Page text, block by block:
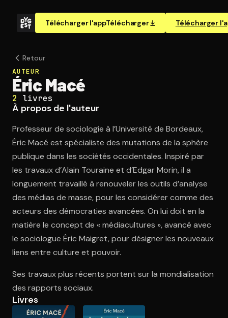
Télécharger l'appTélécharger Télécharger
Retour
AUTEUR
Éric Macé
2 livres
À propos de l'auteur
Professeur de sociologie à l’Université de Bordeaux,
Éric Macé est spécialiste des mutations de la sphère
publique dans les sociétés occidentales. Inspiré par
les travaux d’Alain Touraine et d’Edgar Morin, il a
longuement travaillé à renouveler les outils d’analyse
des médias de masse, pour les considérer comme des
acteurs des démocraties avancées. On lui doit en la
matière le concept de « médiacultures », avancé avec
le sociologue Éric Maigret, pour désigner les nouveaux
liens entre culture et pouvoir.
Ses travaux plus récents portent sur la mondialisation
des rapports sociaux.
Livres